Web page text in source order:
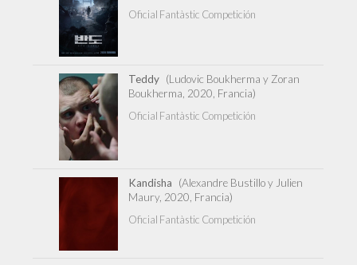
Oficial Fantàstic Competición
Teddy (Ludovic Boukherma y Zoran
Boukherma, 2020, Francia)
Oficial Fantàstic Competición
Kandisha
(Alexandre Bustillo y Julien
Maury, 2020, Francia)
Oficial Fantàstic Competición